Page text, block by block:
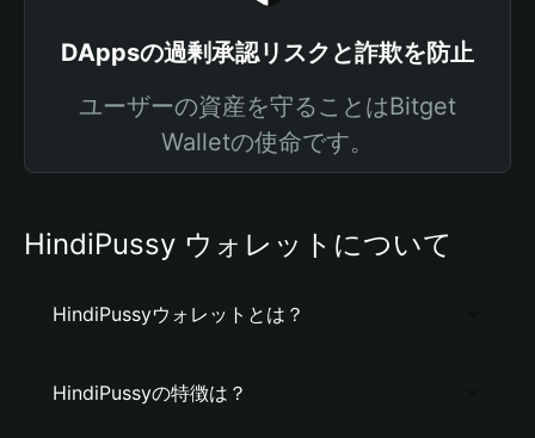
DAppsの過剰承認リスクと詐欺を防止
ユーザーの資産を守ることはBitget
Walletの使命です。
HindiPussy ウォレットについて
HindiPussyウォレットとは？
HindiPussyの特徴は？